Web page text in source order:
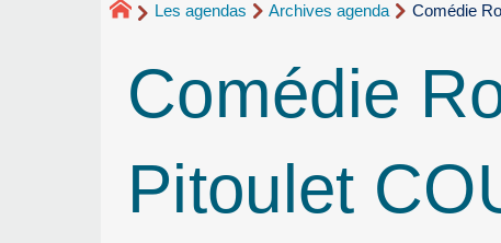
Les agendas Archives agenda Comédie
Comédie
Pitoulet